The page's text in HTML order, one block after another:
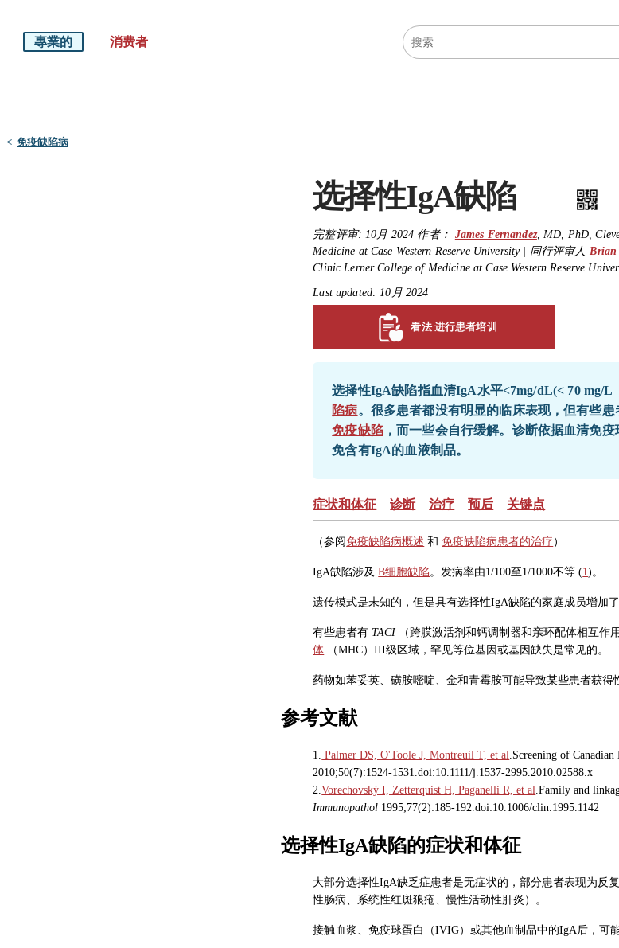
專業的 消费者
< 免疫缺陷病
选择性IgA缺陷
完整评审: 10月 2024 作者： James Fernandez,MD, PhD,
Medicine at Case Western Reserve University| 同行评审人 Brian
Clinic Lerner College of Medicine at Case Western Reserve
Last updated: 10月 2024
看法 进行患者培训
选择性IgA缺陷指血清IgA水平<7mg/dL(< 70 mg/
陷病。很多患者都没有明显的临床表现，但有些
免疫缺陷，而一些会自行缓解。诊断依据血清免
免含有IgA的血液制品。
症状和体征 | 诊断 | 治疗 | 预后 | 关键点
（参阅免疫缺陷病概述 和免疫缺陷病患者的治疗 ）
IgA缺陷涉及B细胞缺陷。发病率由1/100至1/1000不等 (1)。
遗传模式是未知的，但是具有选择性IgA缺陷的家庭成员增加
有些患者有 TACI （跨膜激活剂和钙调制器和亲环配体相互
体 （MHC）III级区域，罕见等位基因或基因缺失是常见的。
药物如苯妥英、磺胺嘧啶、金和青霉胺可能导致某些患者获得
参考文献
1. Palmer DS, O'Toole J, Montreuil T, et al.Screening of
2010;50(7):1524-1531.doi:10.1111/j.1537-2995.2010.02588.x
2.Vorechovský I, Zetterquist H, Paganelli R, et al.Family and
Immunopathol 1995;77(2):185-192.doi:10.1006/clin.1995.1142
选择性IgA缺陷的症状和体征
大部分选择性IgA缺乏症患者是无症状的，部分患者表现为反
性肠病、系统性红斑狼疮、慢性活动性肝炎）。
接触血浆、免疫球蛋白（IVIG）或其他血制品中的IgA后，可